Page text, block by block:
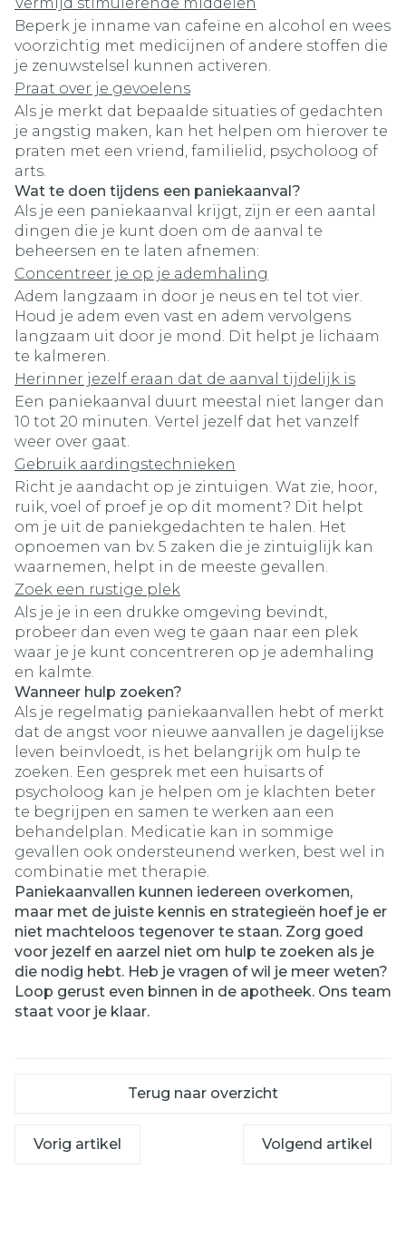
Beperk je inname van cafeïne en alcohol en wees
voorzichtig met medicijnen of andere stoffen die
je zenuwstelsel kunnen activeren.
Praat over je gevoelens
Als je merkt dat bepaalde situaties of gedachten
je angstig maken, kan het helpen om hierover te
praten met een vriend, familielid, psycholoog of
arts.
Wat te doen tijdens een paniekaanval?
Als je een paniekaanval krijgt, zijn er een aantal
dingen die je kunt doen om de aanval te
beheersen en te laten afnemen:
Concentreer je op je ademhaling
Adem langzaam in door je neus en tel tot vier.
Houd je adem even vast en adem vervolgens
langzaam uit door je mond. Dit helpt je lichaam
te kalmeren.
Herinner jezelf eraan dat de aanval tijdelijk is
Een paniekaanval duurt meestal niet langer dan
10 tot 20 minuten. Vertel jezelf dat het vanzelf
weer over gaat.
Gebruik aardingstechnieken
Richt je aandacht op je zintuigen. Wat zie, hoor,
ruik, voel of proef je op dit moment? Dit helpt
om je uit de paniekgedachten te halen. Het
opnoemen van bv. 5 zaken die je zintuiglijk kan
waarnemen, helpt in de meeste gevallen.
Zoek een rustige plek
Als je je in een drukke omgeving bevindt,
probeer dan even weg te gaan naar een plek
waar je je kunt concentreren op je ademhaling
en kalmte.
Wanneer hulp zoeken?
Als je regelmatig paniekaanvallen hebt of merkt
dat de angst voor nieuwe aanvallen je dagelijkse
leven beïnvloedt, is het belangrijk om hulp te
zoeken. Een gesprek met een huisarts of
psycholoog kan je helpen om je klachten beter
te begrijpen en samen te werken aan een
behandelplan. Medicatie kan in sommige
gevallen ook ondersteunend werken, best wel in
combinatie met therapie.
Paniekaanvallen kunnen iedereen overkomen,
maar met de juiste kennis en strategieën hoef je er
niet machteloos tegenover te staan. Zorg goed
voor jezelf en aarzel niet om hulp te zoeken als je
die nodig hebt. Heb je vragen of wil je meer weten?
Loop gerust even binnen in de apotheek. Ons team
staat voor je klaar.
Terug naar overzicht
Vorig artikel Volgend artikel